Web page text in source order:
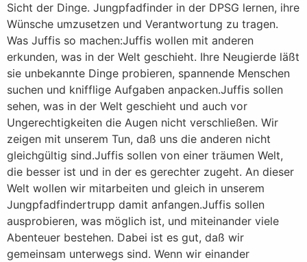
Sicht der Dinge. Jungpfadfinder in der DPSG lernen, ihre
Wünsche umzusetzen und Verantwortung zu tragen.
Was Juffis so machen:Juffis wollen mit anderen
erkunden, was in der Welt geschieht. Ihre Neugierde läßt
sie unbekannte Dinge probieren, spannende Menschen
suchen und knifflige Aufgaben anpacken.Juffis sollen
sehen, was in der Welt geschieht und auch vor
Ungerechtigkeiten die Augen nicht verschließen. Wir
zeigen mit unserem Tun, daß uns die anderen nicht
gleichgültig sind.Juffis sollen von einer träumen Welt,
die besser ist und in der es gerechter zugeht. An dieser
Welt wollen wir mitarbeiten und gleich in unserem
Jungpfadfindertrupp damit anfangen.Juffis sollen
ausprobieren, was möglich ist, und miteinander viele
Abenteuer bestehen. Dabei ist es gut, daß wir
gemeinsam unterwegs sind. Wenn wir einander